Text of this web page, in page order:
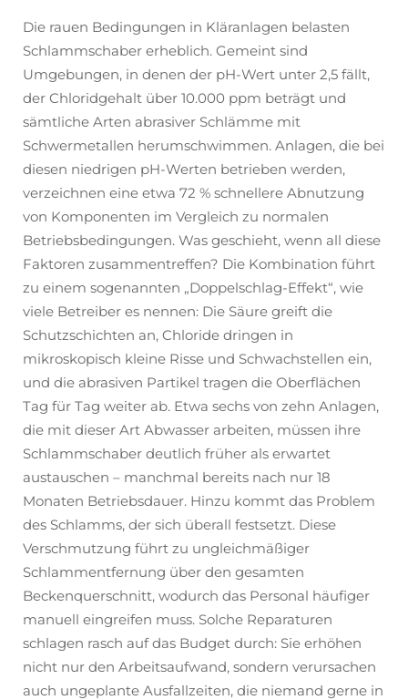
Die rauen Bedingungen in Kläranlagen belasten
Schlammschaber erheblich. Gemeint sind
Umgebungen, in denen der pH-Wert unter 2,5 fällt,
der Chloridgehalt über 10.000 ppm beträgt und
sämtliche Arten abrasiver Schlämme mit
Schwermetallen herumschwimmen. Anlagen, die bei
diesen niedrigen pH-Werten betrieben werden,
verzeichnen eine etwa 72 % schnellere Abnutzung
von Komponenten im Vergleich zu normalen
Betriebsbedingungen. Was geschieht, wenn all diese
Faktoren zusammentreffen? Die Kombination führt
zu einem sogenannten „Doppelschlag-Effekt“, wie
viele Betreiber es nennen: Die Säure greift die
Schutzschichten an, Chloride dringen in
mikroskopisch kleine Risse und Schwachstellen ein,
und die abrasiven Partikel tragen die Oberflächen
Tag für Tag weiter ab. Etwa sechs von zehn Anlagen,
die mit dieser Art Abwasser arbeiten, müssen ihre
Schlammschaber deutlich früher als erwartet
austauschen – manchmal bereits nach nur 18
Monaten Betriebsdauer. Hinzu kommt das Problem
des Schlamms, der sich überall festsetzt. Diese
Verschmutzung führt zu ungleichmäßiger
Schlammentfernung über den gesamten
Beckenquerschnitt, wodurch das Personal häufiger
manuell eingreifen muss. Solche Reparaturen
schlagen rasch auf das Budget durch: Sie erhöhen
nicht nur den Arbeitsaufwand, sondern verursachen
auch ungeplante Ausfallzeiten, die niemand gerne in